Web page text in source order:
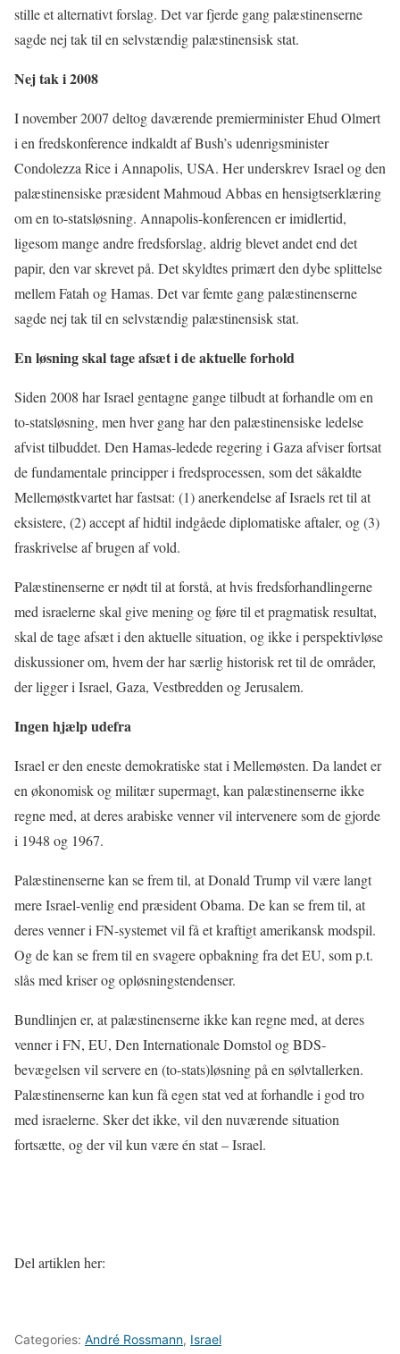
stille et alternativt forslag. Det var fjerde gang palæstinenserne
sagde nej tak til en selvstændig palæstinensisk stat.
Nej tak i 2008
I november 2007 deltog daværende premierminister Ehud Olmert
i en fredskonference indkaldt af Bush’s udenrigsminister
Condolezza Rice i Annapolis, USA. Her underskrev Israel og den
palæstinensiske præsident Mahmoud Abbas en hensigtserklæring
om en to-statsløsning. Annapolis-konferencen er imidlertid,
ligesom mange andre fredsforslag, aldrig blevet andet end det
papir, den var skrevet på. Det skyldtes primært den dybe splittelse
mellem Fatah og Hamas. Det var femte gang palæstinenserne
sagde nej tak til en selvstændig palæstinensisk stat.
En løsning skal tage afsæt i de aktuelle forhold
Siden 2008 har Israel gentagne gange tilbudt at forhandle om en
to-statsløsning, men hver gang har den palæstinensiske ledelse
afvist tilbuddet. Den Hamas-ledede regering i Gaza afviser fortsat
de fundamentale principper i fredsprocessen, som det såkaldte
Mellemøstkvartet har fastsat: (1) anerkendelse af Israels ret til at
eksistere, (2) accept af hidtil indgåede diplomatiske aftaler, og (3)
fraskrivelse af brugen af vold.
Palæstinenserne er nødt til at forstå, at hvis fredsforhandlingerne
med israelerne skal give mening og føre til et pragmatisk resultat,
skal de tage afsæt i den aktuelle situation, og ikke i perspektivløse
diskussioner om, hvem der har særlig historisk ret til de områder,
der ligger i Israel, Gaza, Vestbredden og Jerusalem.
Ingen hjælp udefra
Israel er den eneste demokratiske stat i Mellemøsten. Da landet er
en økonomisk og militær supermagt, kan palæstinenserne ikke
regne med, at deres arabiske venner vil intervenere som de gjorde
i 1948 og 1967.
Palæstinenserne kan se frem til, at Donald Trump vil være langt
mere Israel-venlig end præsident Obama. De kan se frem til, at
deres venner i FN-systemet vil få et kraftigt amerikansk modspil.
Og de kan se frem til en svagere opbakning fra det EU, som p.t.
slås med kriser og opløsningstendenser.
Bundlinjen er, at palæstinenserne ikke kan regne med, at deres
venner i FN, EU, Den Internationale Domstol og BDS-
bevægelsen vil servere en (to-stats)løsning på en sølvtallerken.
Palæstinenserne kan kun få egen stat ved at forhandle i god tro
med israelerne. Sker det ikke, vil den nuværende situation
fortsætte, og der vil kun være én stat – Israel.
Del artiklen her:
Categories: André Rossmann, Israel